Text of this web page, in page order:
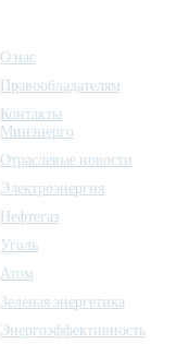
О нас
Правообладателям
Контакты
Минэнерго
Отраслевые новости
Электроэнергия
Нефтегаз
Уголь
Атом
Зеленая энергетика
Энергоэффективность